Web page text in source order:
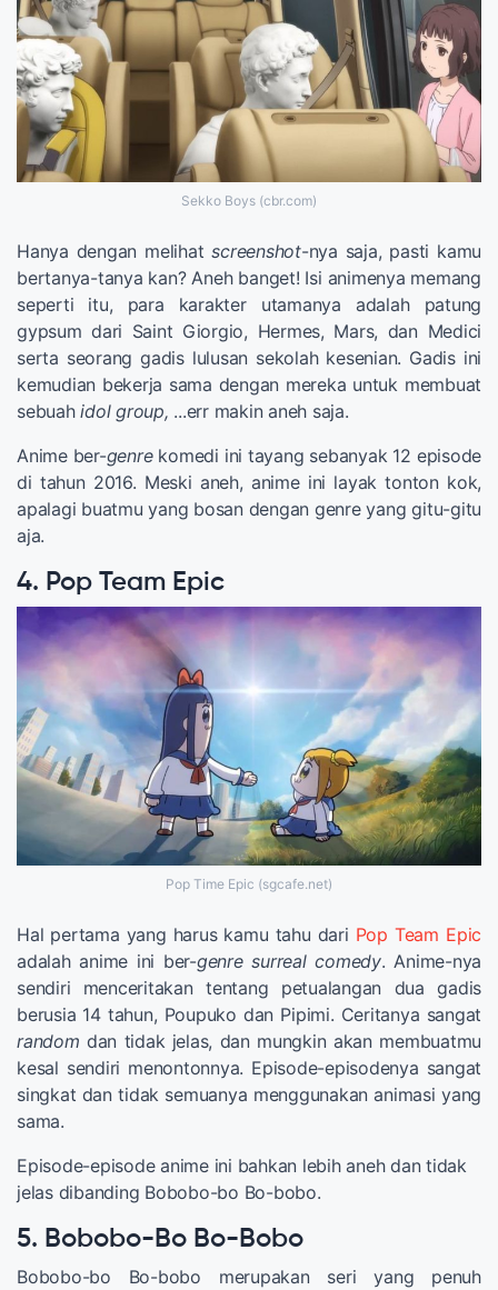
Sekko Boys (cbr.com)
Hanya dengan melihatscreenshot-nya saja, pasti kamu
bertanya-tanya kan? Aneh banget! Isi animenya memang
seperti itu, para karakter utamanya adalah patung
gypsum dari Saint Giorgio, Hermes, Mars, dan Medici
serta seorang gadis lulusan sekolah kesenian. Gadis ini
kemudian bekerja sama dengan mereka untuk membuat
sebuahidol group, ...err makin aneh saja.
Anime ber-genrekomedi ini tayang sebanyak 12 episode
di tahun 2016. Meski aneh, anime ini layak tonton kok,
apalagi buatmu yang bosan dengan genre yang gitu-gitu
aja.
4. Pop Team Epic
Pop Time Epic (sgcafe.net)
Hal pertama yang harus kamu tahu dari Pop Team Epic
adalah anime ini ber-genre surreal comedy. Anime-nya
sendiri menceritakan tentang petualangan dua gadis
berusia 14 tahun, Poupuko dan Pipimi. Ceritanya sangat
random dan tidak jelas, dan mungkin akan membuatmu
kesal sendiri menontonnya. Episode-episodenya sangat
singkat dan tidak semuanya menggunakan animasi yang
sama.
Episode-episode anime ini bahkan lebih aneh dan tidak
jelas dibanding Bobobo-bo Bo-bobo.
5. Bobobo-Bo Bo-Bobo
Bobobo-bo Bo-bobo merupakan seri yang penuh